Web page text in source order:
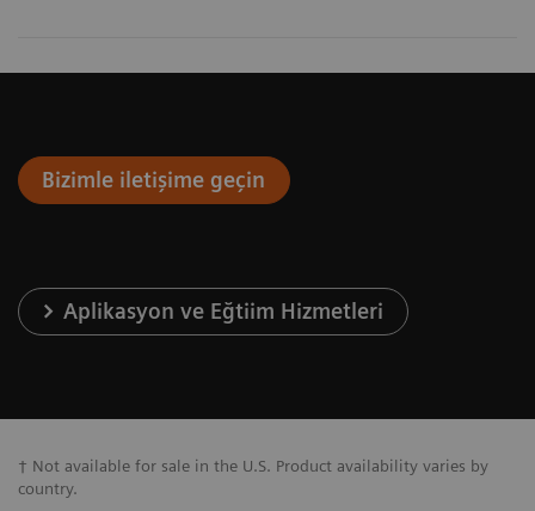
Bizimle iletişime geçin
Aplikasyon ve Eğtiim Hizmetleri
† Not available for sale in the U.S. Product availability varies by
country.